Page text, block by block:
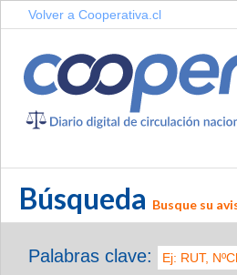
Volver a Cooperativa.cl
Búsqueda Busque su
Palabras clave: